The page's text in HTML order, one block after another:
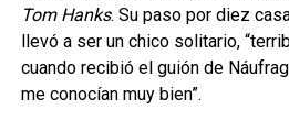
Tom Hanks. Su paso por diez
llevó a ser un chico solitario,
cuando recibió el guión de
me conocían muy bien”.